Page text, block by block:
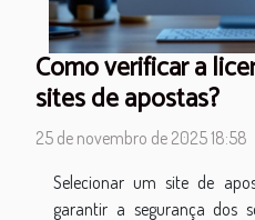
Como verificar a
sites de apostas?
25 de novembro de 2025 18:58
Selecionar um site de
garantir a segurança dos